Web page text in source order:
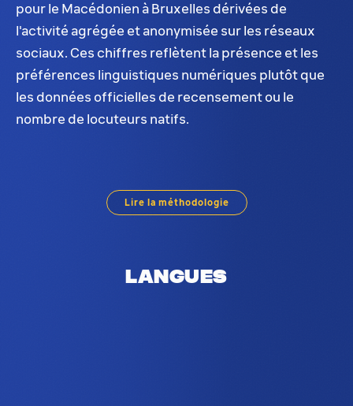
pour le Macédonien à Bruxelles dérivées de
l'activité agrégée et anonymisée sur les réseaux
sociaux. Ces chiffres reflètent la présence et les
préférences linguistiques numériques plutôt que
les données officielles de recensement ou le
nombre de locuteurs natifs.
Distribution du Macédonien à Bruxelles. Sur la
Lire la méthodologie
Langues